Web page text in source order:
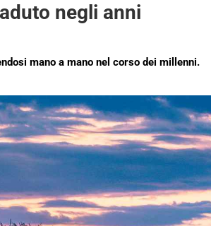
negli anni
mano a mano nel corso dei millenni.